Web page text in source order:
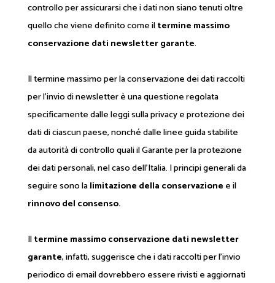
controllo per assicurarsi che i dati non siano tenuti oltre
quello che viene definito come iltermine massimo
conservazione dati newsletter garante.
Il termine massimo per la conservazione dei dati raccolti
per l'invio di newsletter è una questione regolata
specificamente dalle leggi sulla privacy e protezione dei
dati di ciascun paese, nonché dalle linee guida stabilite
da autorità di controllo quali il Garante per la protezione
dei dati personali, nel caso dell'Italia. I principi generali da
seguire sono lalimitazione della conservazione e il
rinnovo del consenso.
Iltermine massimo conservazione dati newsletter
garante, infatti, suggerisce che i dati raccolti per l'invio
periodico di email dovrebbero essere rivisti e aggiornati